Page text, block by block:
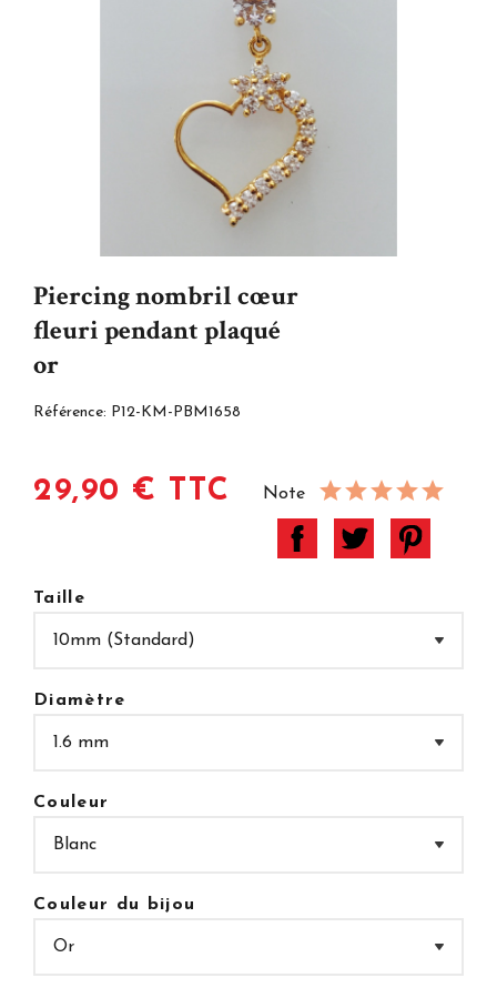
Piercing nombril cœur
fleuri pendant plaqué
or
Référence: P12-KM-PBM1658
29,90 € TTC Note
Taille
Diamètre
Couleur
Couleur du bijou